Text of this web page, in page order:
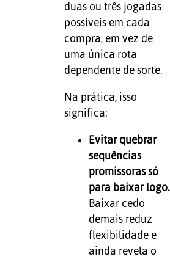
duas ou três jogadas
possíveis em cada
compra, em vez de
uma única rota
dependente de sorte.
Na prática, isso
significa:
Evitar quebrar
sequências
promissoras só
para baixar logo.
Baixar cedo
demais reduz
flexibilidade e
ainda revela o